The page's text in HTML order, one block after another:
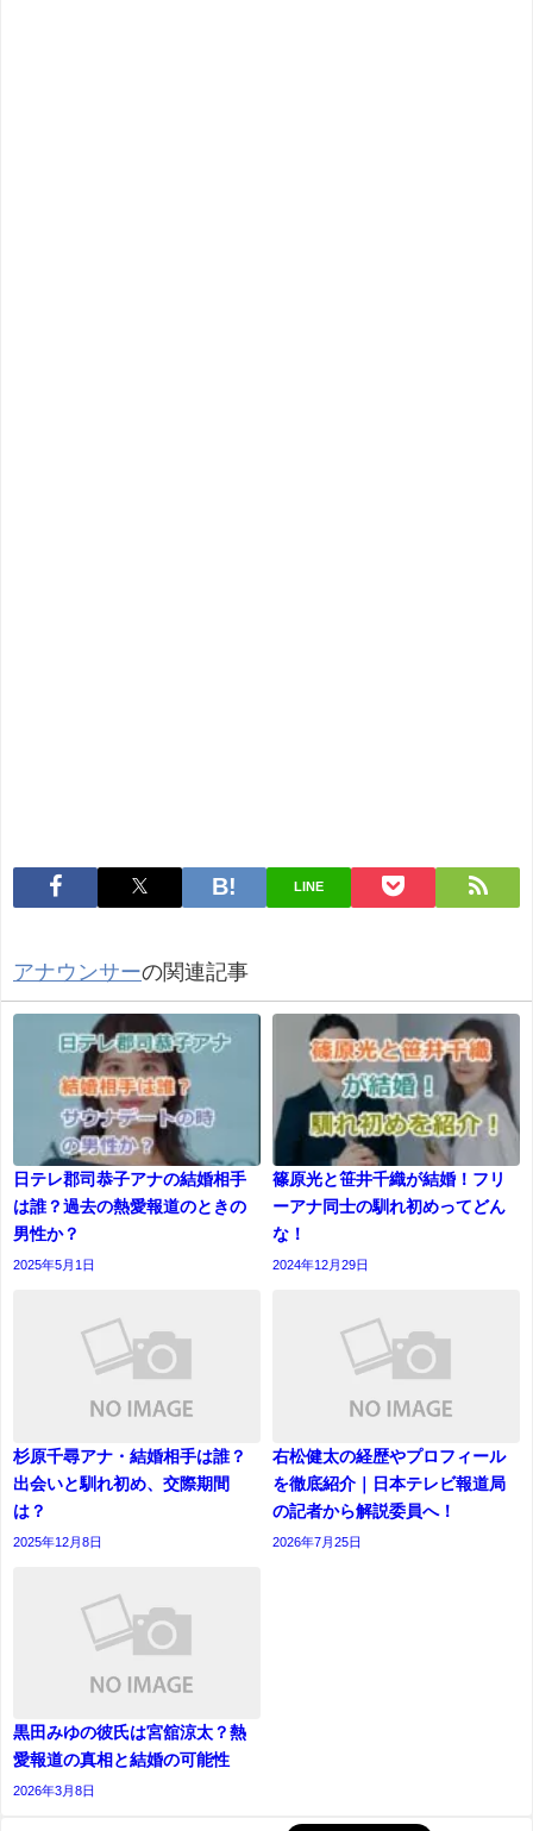
LINE
アナウンサーの関連記事
日テレ郡司恭子アナの結婚相手
は誰？過去の熱愛報道のときの
男性か？
2025年5月1日
篠原光と笹井千織が結婚！フリ
ーアナ同士の馴れ初めってどん
な！
2024年12月29日
杉原千尋アナ・結婚相手は誰？
出会いと馴れ初め、交際期間
は？
2025年12月8日
右松健太の経歴やプロフィール
を徹底紹介｜日本テレビ報道局
の記者から解説委員へ！
2026年7月25日
黒田みゆの彼氏は宮舘涼太？熱
愛報道の真相と結婚の可能性
2026年3月8日